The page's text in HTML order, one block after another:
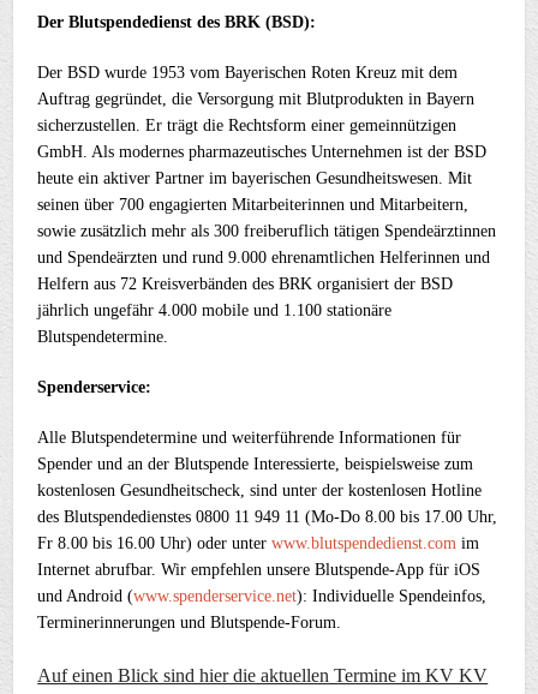
Der Blutspendedienst des BRK (BSD):
Der BSD wurde 1953 vom Bayerischen Roten Kreuz mit dem
Auftrag gegründet, die Versorgung mit Blutprodukten in Bayern
sicherzustellen. Er trägt die Rechtsform einer gemeinnützigen
GmbH. Als modernes pharmazeutisches Unternehmen ist der BSD
heute ein aktiver Partner im bayerischen Gesundheitswesen. Mit
seinen über 700 engagierten Mitarbeiterinnen und Mitarbeitern,
sowie zusätzlich mehr als 300 freiberuflich tätigen Spendeärztinnen
und Spendeärzten und rund 9.000 ehrenamtlichen Helferinnen und
Helfern aus 72 Kreisverbänden des BRK organisiert der BSD
jährlich ungefähr 4.000 mobile und 1.100 stationäre
Blutspendetermine.
Spenderservice:
Alle Blutspendetermine und weiterführende Informationen für
Spender und an der Blutspende Interessierte, beispielsweise zum
kostenlosen Gesundheitscheck, sind unter der kostenlosen Hotline
des Blutspendedienstes 0800 11 949 11 (Mo-Do 8.00 bis 17.00 Uhr,
Fr 8.00 bis 16.00 Uhr) oder unterwww.blutspendedienst.com im
Internet abrufbar. Wir empfehlen unsere Blutspende-App für iOS
und Android (www.spenderservice.net): Individuelle Spendeinfos,
Terminerinnerungen und Blutspende-Forum.
Auf einen Blick sind hier die aktuellen Termine im KV KV